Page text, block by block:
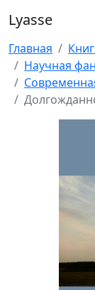
Lyasse
Главная
Научная